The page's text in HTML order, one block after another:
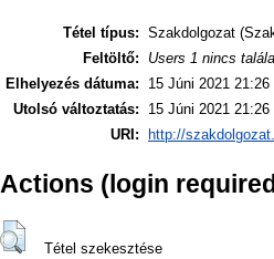
Tétel típus: Szakdolgozat
Feltöltő:
Users 1 nincs
Elhelyezés dátuma:
15 Júni 2021 21:26
Utolsó változtatás:
15 Júni 2021 21:26
URI:
http://
Actions (login
Tétel szekesztése